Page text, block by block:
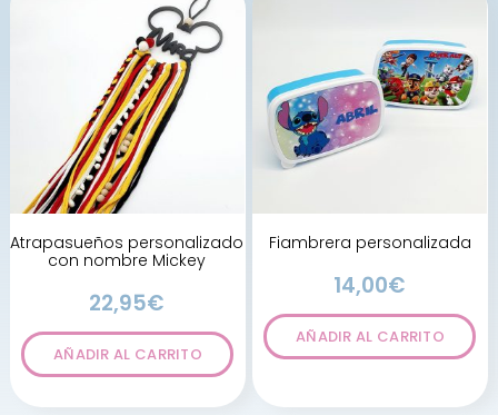
Atrapasueños personalizado
con nombre Mickey
22,95€
AÑADIR AL CARRITO
Fiambrera personalizada
14,00€
AÑADIR AL CARRITO